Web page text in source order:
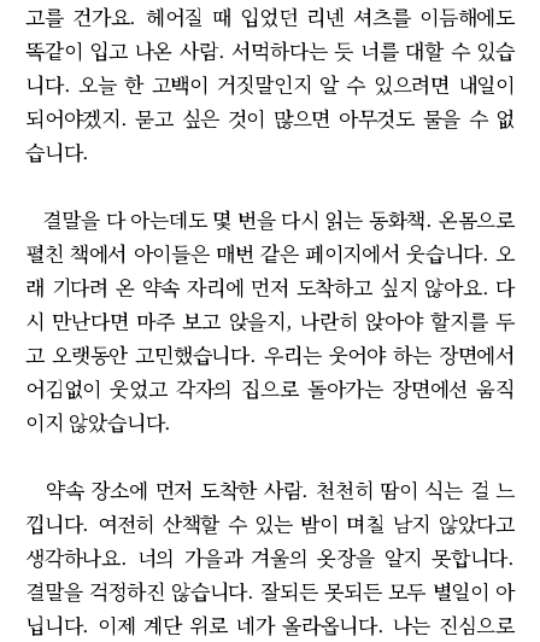
고를 건가요. 헤어질 때 입었던 리넨 셔츠를 이듬해에도
똑같이 입고 나온 사람. 서먹하다는 듯 너를 대할 수 있습
니다. 오늘 한 고백이 거짓말인지 알 수 있으려면 내일이
되어야겠지. 묻고 싶은 것이 많으면 아무것도 물을 수 없
습니다.
결말을 다 아는데도 몇 번을 다시 읽는 동화책. 온몸으로
펼친 책에서 아이들은 매번 같은 페이지에서 웃습니다. 오
래 기다려 온 약속 자리에 먼저 도착하고 싶지 않아요. 다
시 만난다면 마주 보고 앉을지, 나란히 앉아야 할지를 두
고 오랫동안 고민했습니다. 우리는 웃어야 하는 장면에서
어김없이 웃었고 각자의 집으로 돌아가는 장면에선 움직
이지 않았습니다.
약속 장소에 먼저 도착한 사람. 천천히 땀이 식는 걸 느
낍니다. 여전히 산책할 수 있는 밤이 며칠 남지 않았다고
생각하나요. 너의 가을과 겨울의 옷장을 알지 못합니다.
결말을 걱정하진 않습니다. 잘되든 못되든 모두 별일이 아
닙니다. 이제 계단 위로 네가 올라옵니다. 나는 진심으로